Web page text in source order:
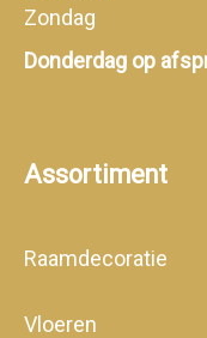
Zondag
Donderdag op
Assortiment
Raamdecoratie
Vloeren